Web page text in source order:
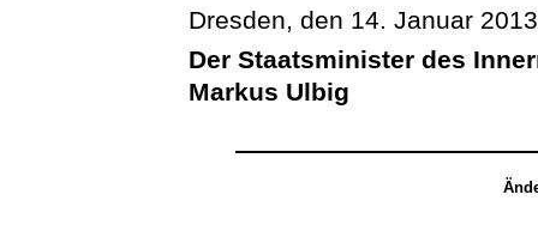
Dresden, den 14. Januar 2013
Der Staatsminister des
Markus Ulbig